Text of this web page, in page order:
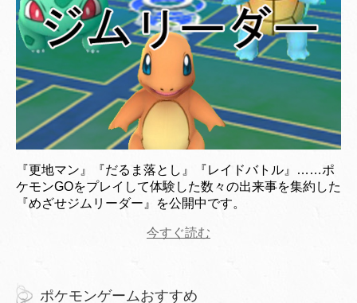
『更地マン』『だるま落とし』『レイドバトル』……ポ
ケモンGOをプレイして体験した数々の出来事を集約した
『めざせジムリーダー』を公開中です。
今すぐ読む
ポケモンゲームおすすめ